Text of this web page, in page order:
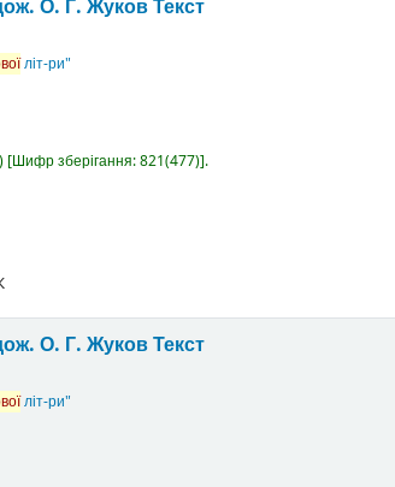
О. Г. ЖуковТекст
літ-ри"
Шифр зберігання:821(477) .
О. Г. ЖуковТекст
літ-ри"